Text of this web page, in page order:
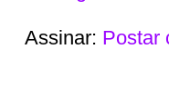
Assinar: Postar